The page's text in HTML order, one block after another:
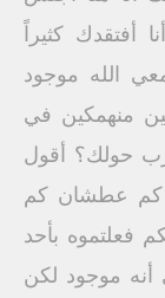
أفتقدك كثيراً
الله موجود
منهمكين في
حولك؟ أقول
كم عطشان كم
فعلتموه بأحد
أنه موجود لكن